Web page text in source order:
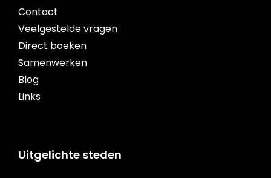
Contact
Veelgestelde vragen
Direct boeken
Samenwerken
Blog
Links
Uitgelichte steden